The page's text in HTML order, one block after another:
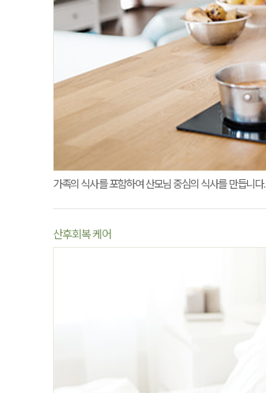
가족의 식사를 포함하여 산모님 중심의 식사를 만듭니다.
산후회복 케어